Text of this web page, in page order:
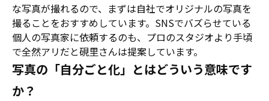
な写真が撮れるので、まずは自社でオリジナルの写真を
撮ることをおすすめしています。SNSでバズらせている
個人の写真家に依頼するのも、プロのスタジオより手頃
で全然アリだと硯里さんは提案しています。
写真の「自分ごと化」とはどういう意味です
か？